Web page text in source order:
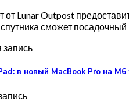
от Lunar Outpost
сможет
в новый MacBook Pro на